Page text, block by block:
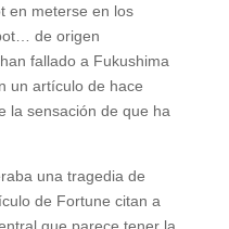
en meterse en los
de origen
fallado a Fukushima
un artículo de hace
la sensación de que ha
una tragedia de
de Fortune citan a